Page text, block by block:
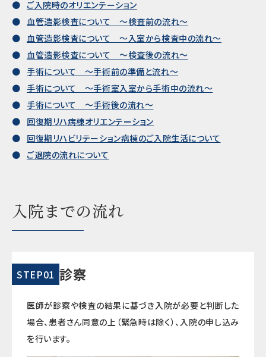
ご入院時のオリエンテーション
血管造影検査について ～検査前の流れ～
血管造影検査について ～入室から検査中の流れ～
血管造影検査について ～検査後の流れ～
手術について ～手術前の準備と流れ～
手術について ～手術室入室から手術中の流れ～
手術について ～手術後の流れ～
回復期リハ病棟オリエンテーション
回復期リハビリテーション病棟のご入院生活について
ご退院の流れについて
入院までの流れ
STEP01 診察
医師が診察や検査の結果に基づき入院が必要と判断した
場合、患者さん同意の上（緊急時は除く）、入院の申し込み
を行います。